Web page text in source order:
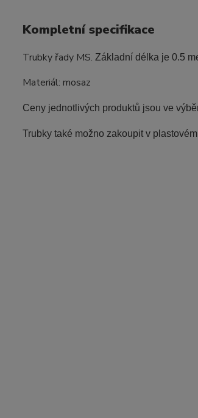
Kompletní specifikace
Trubky řady MS. Základní délka je 0.5
Materiál: mosaz
Ceny jednotlivých produktů jsou ve
Trubky také možno zakoupit v